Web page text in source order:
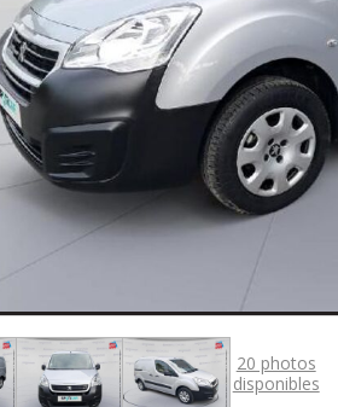
20 photos
disponibles